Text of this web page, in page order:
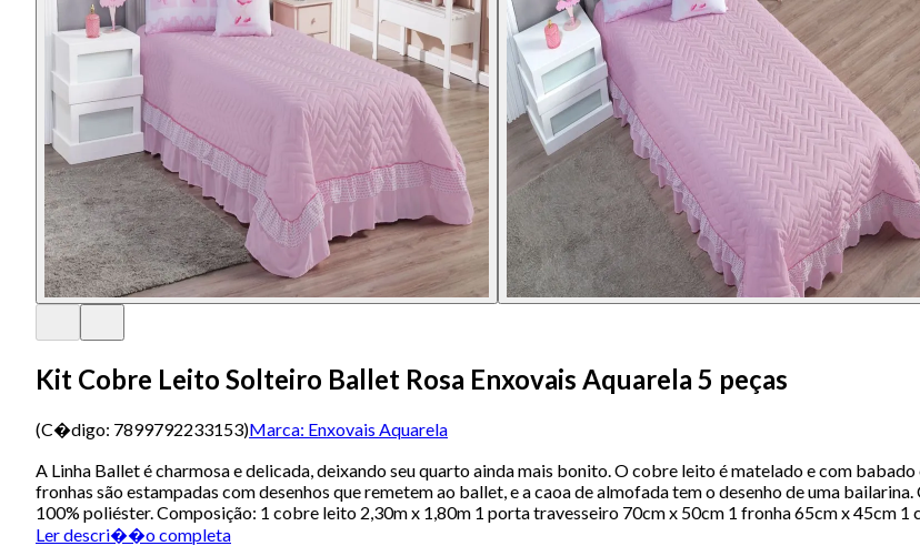
Kit Cobre Leito Solteiro Ballet Rosa Enxovais Aquarela 5 peças
(C�digo: 7899792233153)Marca: Enxovais Aquarela
A Linha Ballet é charmosa e delicada, deixando seu quarto ainda mais bonito. O cobre leito é matelado e com
fronhas são estampadas com desenhos que remetem ao ballet, e a caoa de almofada tem o desenho de uma
100% poliéster. Composição: 1 cobre leito 2,30m x 1,80m 1 porta travesseiro 70cm x 50cm 1 fronha 65cm x 45cm
Ler descri��o completa